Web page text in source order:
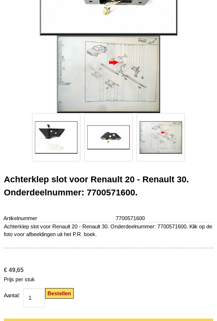
Achterklep slot voor Renault 20 - Renault 30.
Onderdeelnummer: 7700571600.
Artikelnummer
7700571600
Achterklep slot voor Renault 20 - Renault 30. Onderdeelnummer: 7700571600. Klik op de
foto voor afbeeldingen uit het P.R. boek.
€ 49,65
Prijs per stuk
Aantal: Bestellen